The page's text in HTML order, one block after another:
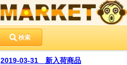
検索
2019-03-31 新入荷商品